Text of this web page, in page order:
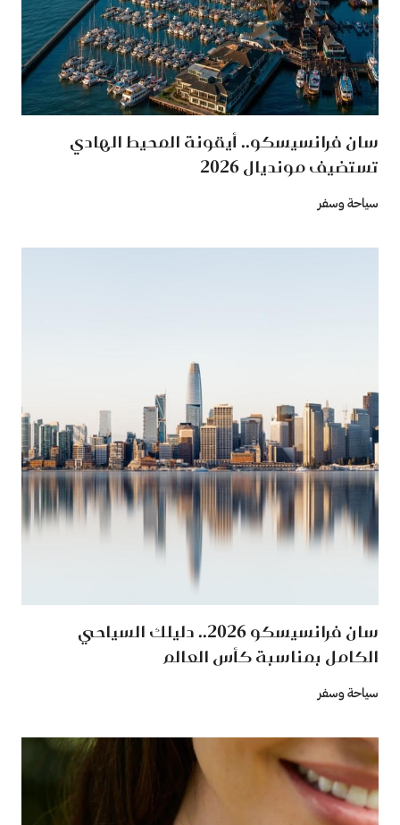
سان فرانسيسكو.. أيقونة المحيط الهادي
تستضيف مونديال 2026
سياحة وسفر
سان فرانسيسكو 2026.. دليلك السياحي
الكامل بمناسبة كأس العالم
سياحة وسفر